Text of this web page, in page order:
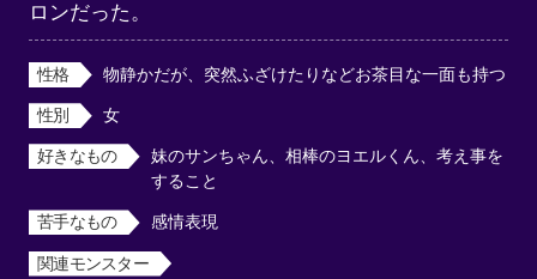
ロンだった。
性格 物静かだが、突然ふざけたりなどお茶目な一面も持つ
性別 女
好きなもの
妹のサンちゃん、相棒のヨエルくん、考え事を
すること
苦手なもの 感情表現
関連モンスター